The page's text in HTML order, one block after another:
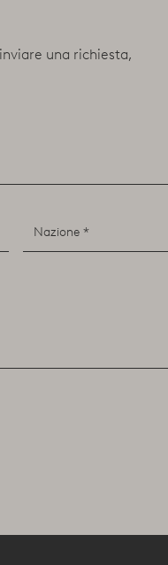
una richiesta,